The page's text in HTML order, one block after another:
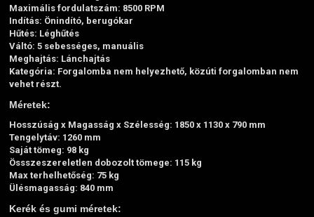
Maximális fordulatszám: 8500 RPM
Indítás: Önindító, berugókar
Hűtés: Léghűtés
Váltó: 5 sebességes, manuális
Meghajtás: Lánchajtás
Kategória: Forgalomba nem helyezhető, közúti forgalomban nem
vehet részt.
Méretek:
Hosszúság x Magasság x Szélesség: 1850 x 1130 x 790 mm
Tengelytáv: 1260 mm
Saját tömeg: 98 kg
Össszeszereletlen dobozolt tömege: 115 kg
Max terhelhetőség: 75 kg
Ülésmagasság: 840 mm
Kerék és gumi méretek: